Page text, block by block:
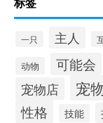
一只 主人
动物 可能会
宠物店 宠
性格 技能